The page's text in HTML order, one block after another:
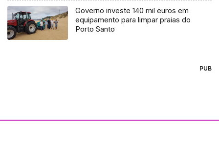
Governo investe 140 mil euros em
equipamento para limpar praias do
Porto Santo
PUB